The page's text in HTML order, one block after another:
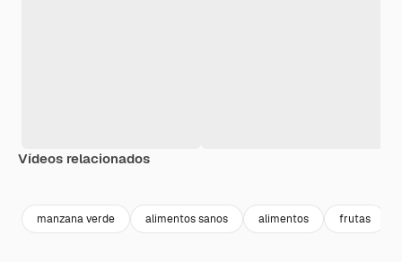
Vídeos relacionados
manzana verde alimentos sanos alimentos frutas